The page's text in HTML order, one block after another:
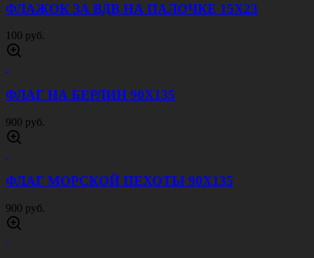
ФЛАЖОК ЗА ВДВ НА ПАЛОЧКЕ 15Х23
100 руб.
ФЛАГ НА БЕРЛИН 90Х135
900 руб.
ФЛАГ МОРСКОЙ ПЕХОТЫ 90Х135
900 руб.